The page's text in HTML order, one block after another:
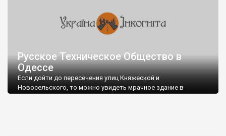
Русское Техническое Общество в
Одессе
Если дойти до пересечения улиц Княжеской и
Новосельского, то можно увидеть мрачное здание в